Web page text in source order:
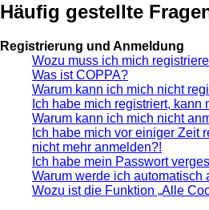
Häufig gestellte
Registrierung und Anmeldung
Wozu muss ich mich
Was ist COPPA?
Warum kann ich mich nicht
Ich habe mich registriert, kann
Warum kann ich mich nicht
Ich habe mich vor einiger Zeit
nicht mehr anmelden?!
Ich habe mein Passwort
Warum werde ich automatisch
Wozu ist die Funktion „Alle